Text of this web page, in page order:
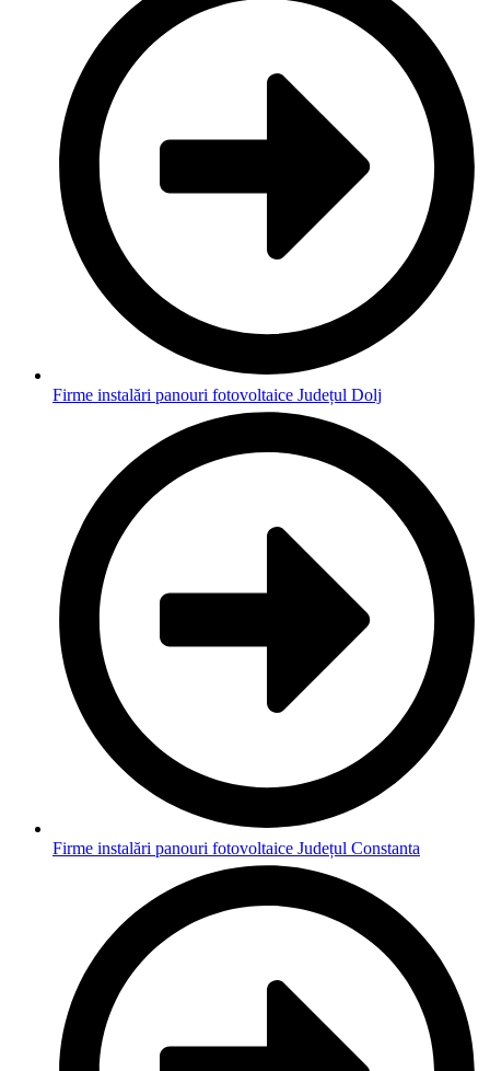
Firme instalări panouri fotovoltaice Județul Dolj
Firme instalări panouri fotovoltaice Județul Constanta